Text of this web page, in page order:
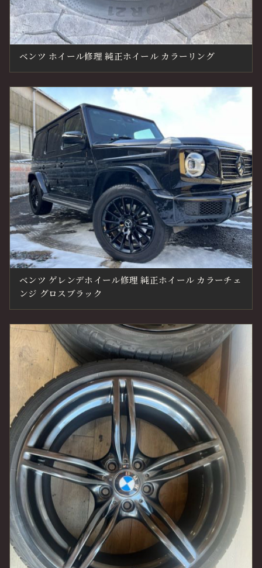
ベンツ ホイール修理 純正ホイール カラーリング
ベンツ ゲレンデホイール修理 純正ホイール カラーチェ
ンジ グロスブラック